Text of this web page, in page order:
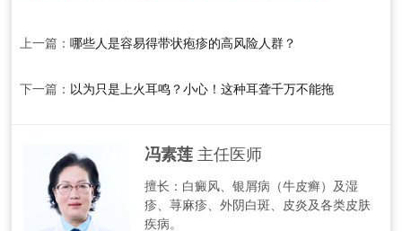
上一篇： 哪些人是容易得带状疱疹的高风险人群？
下一篇： 以为只是上火耳鸣？小心！这种耳聋千万不能拖
冯素莲 主任医师
擅长：白癜风、银屑病（牛皮癣）​及​湿
疹、荨麻疹、外阴白斑、皮炎及各类皮肤
疾病。